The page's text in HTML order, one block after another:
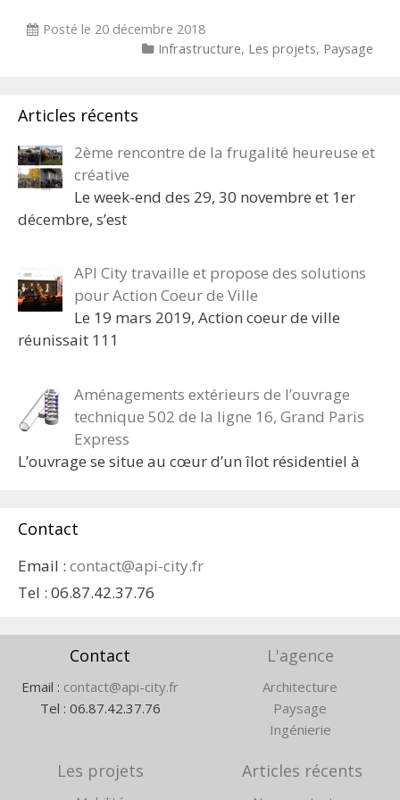
Posté le 20 décembre 2018
Categories
Infrastructure, Les projets, Paysage
Articles récents
2ème rencontre de la frugalité heureuse et
créative
Le week-end des 29, 30 novembre et 1er
décembre, s’est
API City travaille et propose des solutions
pour Action Coeur de Ville
Le 19 mars 2019, Action coeur de ville
réunissait 111
Aménagements extérieurs de l’ouvrage
technique 502 de la ligne 16, Grand Paris
Express
L’ouvrage se situe au cœur d’un îlot résidentiel à
Contact
Email : contact@api-city.fr
Tel : 06.87.42.37.76
Contact
Email : contact@api-city.fr
Tel : 06.87.42.37.76
L'agence
Architecture
Paysage
Ingénierie
Les projets Articles récents